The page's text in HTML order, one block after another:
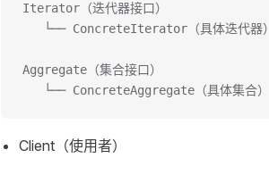
Iterator（迭代器接口）
   └── ConcreteIterator（具体迭代器）
Aggregate（集合接口）
   └── ConcreteAggregate（具体集合）
Client（使用者）